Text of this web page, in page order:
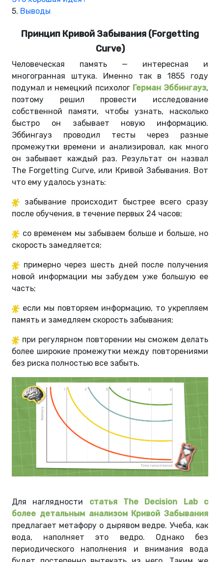
5. Выводы
Принцип Кривой Забывания (Forgetting
Curve)
Человеческая память — интересная и
многогранная штука. Именно так в 1855 году
подумал и немецкий психолог Герман Эббингауз,
поэтому решил провести исследование
собственной памяти, чтобы узнать, насколько
быстро он забывает новую информацию.
Эббингауз проводил тесты через разные
промежутки времени и анализировал, как много
он забывает каждый раз. Результат он назвал
The Forgetting Curve, или Кривой Забывания. Вот
что ему удалось узнать:
забывание происходит быстрее всего сразу
после обучения, в течение первых 24 часов;
со временем мы забываем больше и больше, но
скорость замедляется;
примерно через шесть дней после получения
новой информации мы забудем уже большую ее
часть;
если мы повторяем информацию, то укрепляем
память и замедляем скорость забывания;
при регулярном повторении мы сможем делать
более широкие промежутки между повторениями
без риска полностью все забыть.
Для наглядности статья The Decision Lab с
более детальным анализом Кривой Забывания
предлагает метафору о дырявом ведре. Учеба, как
вода, наполняет это ведро. Однако без
периодического наполнения и внимания вода